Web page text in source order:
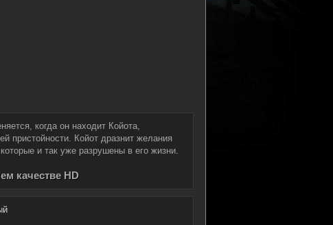
когда он находит Койота,
пристойности. Койот дразнит желания
и так уже разрушены в его жизни.
качестве HD